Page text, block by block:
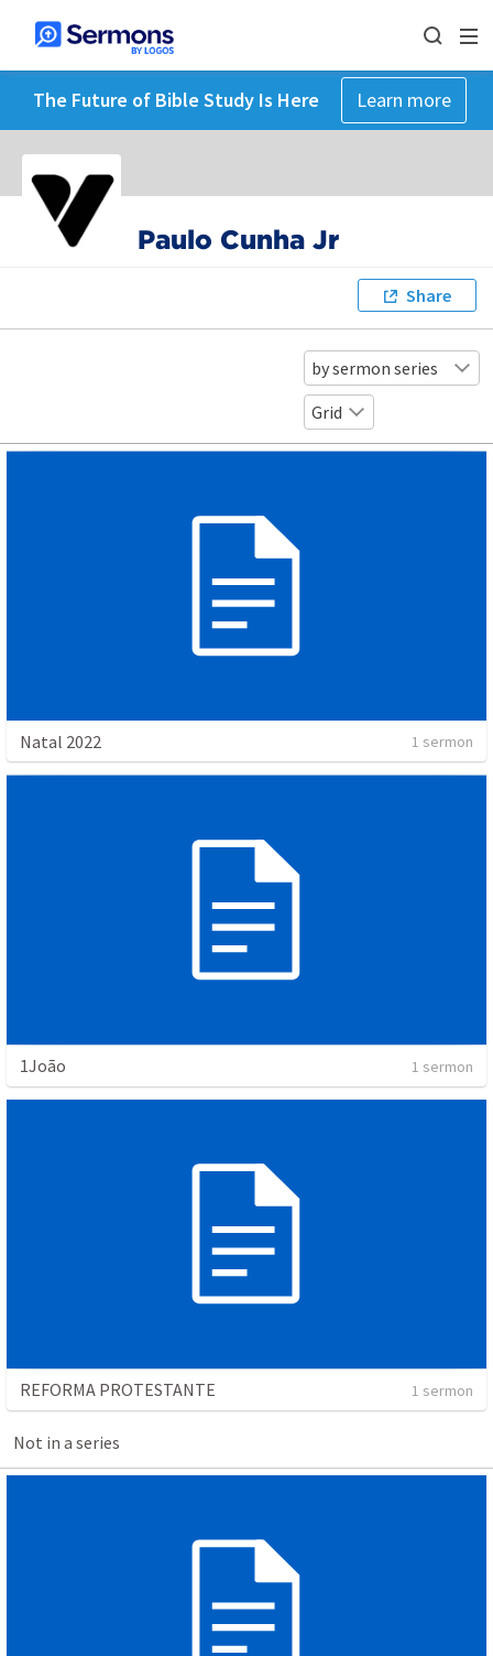
The Future of Bible Study Is Here Learn more
Paulo Cunha Jr
Share
by sermon series
Grid
Natal 2022 1 sermon
1João 1 sermon
REFORMA PROTESTANTE 1 sermon
Not in a series